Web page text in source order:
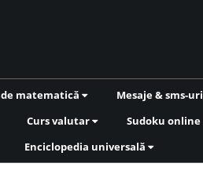
matematică Mesaje & sms-uri
Curs valutar Sudoku online
Enciclopedia universală